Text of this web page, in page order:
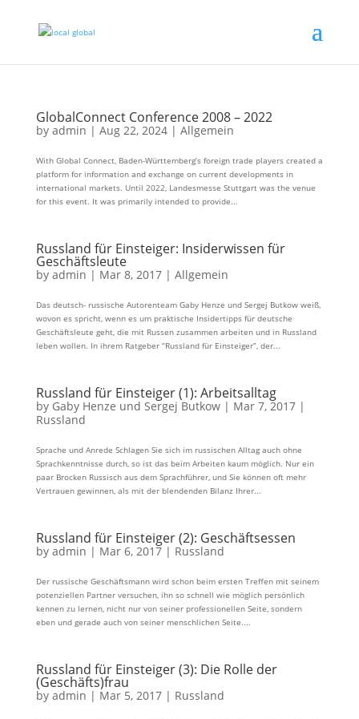
GlobalConnect Conference 2008 – 2022
by admin | Aug 22, 2024| Allgemein
With Global Connect, Baden-Württemberg’s foreign trade players created a
platform for information and exchange on current developments in
international markets. Until 2022, Landesmesse Stuttgart was the venue
for this event. It was primarily intended to provide...
Russland für Einsteiger: Insiderwissen für
Geschäftsleute
by admin | Mar 8, 2017| Allgemein
Das deutsch- russische Autorenteam Gaby Henze und Sergej Butkow weiß,
wovon es spricht, wenn es um praktische Insidertipps für deutsche
Geschäftsleute geht, die mit Russen zusammen arbeiten und in Russland
leben wollen. In ihrem Ratgeber “Russland für Einsteiger”, der...
Russland für Einsteiger (1): Arbeitsalltag
by Gaby Henze und Sergej Butkow| Mar 7, 2017|
Russland
Sprache und Anrede Schlagen Sie sich im russischen Alltag auch ohne
Sprachkenntnisse durch, so ist das beim Arbeiten kaum möglich. Nur ein
paar Brocken Russisch aus dem Sprachführer, und Sie können oft mehr
Vertrauen gewinnen, als mit der blendenden Bilanz Ihrer...
Russland für Einsteiger (2): Geschäftsessen
by admin | Mar 6, 2017| Russland
Der russische Geschäftsmann wird schon beim ersten Treffen mit seinem
potenziellen Partner versuchen, ihn so schnell wie möglich persönlich
kennen zu lernen, nicht nur von seiner professionellen Seite, sondern
eben und gerade auch von seiner menschlichen Seite....
Russland für Einsteiger (3): Die Rolle der
(Geschäfts)frau
by admin | Mar 5, 2017| Russland